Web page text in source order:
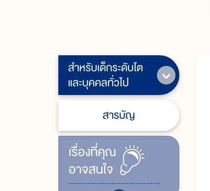
สำหรับเด็กระดับโต
และบุคคลทั่วไป
สารบัญ
เรื่ิองที่คุณ
อาจสนใจ